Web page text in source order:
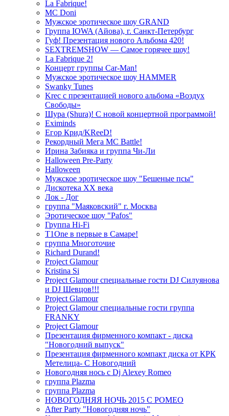
La Fabrique!
MC Doni
Мужское эротическое шоу GRAND
Группа IOWA (Айова), г. Санкт-Петербург
Гуф! Презентация нового Альбома 420!
SEXTREMSHOW — Самое горячее шоу!
La Fabrique 2!
Концерт группы Car-Man!
Мужское эротическое шоу HAMMER
Swanky Tunes
Krec с презентацией нового альбома «Воздух
Свободы»
Шура (Shura)! С новой концертной программой!
Eximinds
Егор Крид/KReeD!
Рекордный Мега МС Battle!
Ирина Забияка и группа Чи-Ли
Halloween Pre-Party
Halloween
Мужское эротическое шоу "Бешеные псы"
Дискотека ХХ века
Лок - Дог
группа "Маяковский" г. Москва
Эротическое шоу "Pafos"
Группа Hi-Fi
T1One в первые в Самаре!
группа Многоточие
Richard Durand!
Project Glamour
Kristina Si
Project Glamour специальные гости DJ Силуянова
и DJ Шевцов!!!
Project Glamour
Project Glamour специальные гости группа
FRANKY
Project Glamour
Презентация фирменного компакт - диска
"Новогодний выпуск"
Презентация фирменного компакт диска от КРК
Метелица- С Новогодний
Новогодняя нось с Dj Alexey Romeo
группа Plazma
группа Plazma
НОВОГОДНЯЯ НОЧЬ 2015 C РОМЕО
After Party "Новогодняя ночь"